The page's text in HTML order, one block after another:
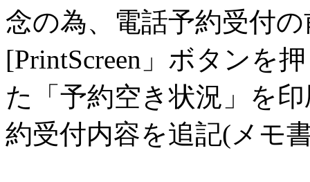
念の為、電話予約受付
[PrintScreen」ボタンを
た「予約空き状況」を
約受付内容を追記(メモ